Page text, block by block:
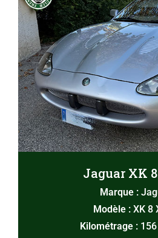
Jaguar XK
Marque :
Modèle : XK 8
Kilométrage :